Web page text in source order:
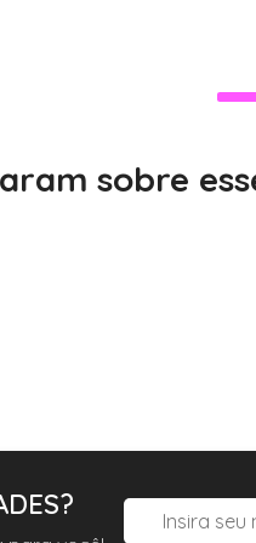
sobre